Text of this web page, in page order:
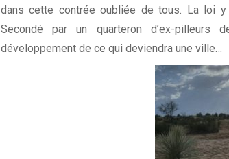
dans cette contrée oubliée de tous. La loi
Secondé par un quarteron d’ex-pilleurs
développement de ce qui deviendra une ville…